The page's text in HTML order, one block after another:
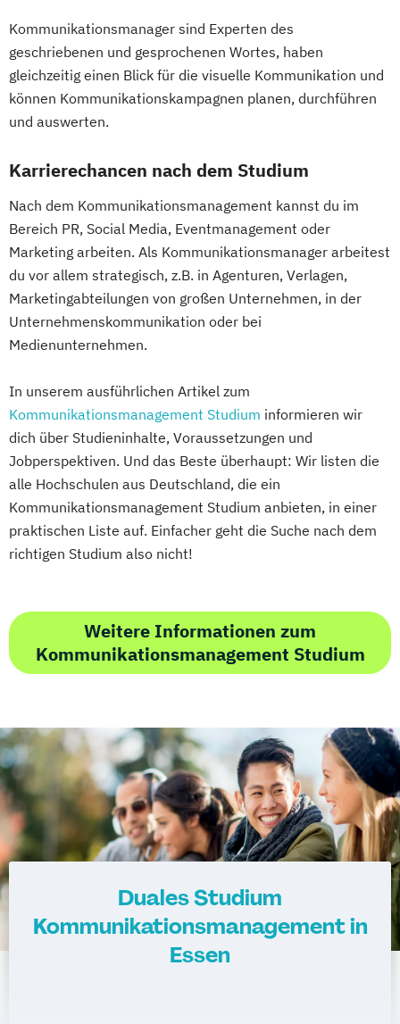
Kommunikationsmanager sind Experten des
geschriebenen und gesprochenen Wortes, haben
gleichzeitig einen Blick für die visuelle Kommunikation und
können Kommunikationskampagnen planen, durchführen
und auswerten.
Karrierechancen nach dem Studium
Nach dem Kommunikationsmanagement kannst du im
Bereich PR, Social Media, Eventmanagement oder
Marketing arbeiten. Als Kommunikationsmanager arbeitest
du vor allem strategisch, z.B. in Agenturen, Verlagen,
Marketingabteilungen von großen Unternehmen, in der
Unternehmenskommunikation oder bei
Medienunternehmen.
In unserem ausführlichen Artikel zum
Kommunikationsmanagement Studium informieren wir
dich über Studieninhalte, Voraussetzungen und
Jobperspektiven. Und das Beste überhaupt: Wir listen die
alle Hochschulen aus Deutschland, die ein
Kommunikationsmanagement Studium anbieten, in einer
praktischen Liste auf. Einfacher geht die Suche nach dem
richtigen Studium also nicht!
Weitere Informationen zum
Kommunikationsmanagement Studium
Duales Studium
Kommunikationsmanagement in
Essen